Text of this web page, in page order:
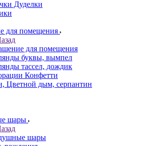
Дуделки
для помещения
для помещения
буквы, вымпел
тассел, дождик
Конфетти
Цветной дым, серпантин
шары
шары